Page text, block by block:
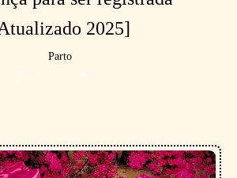
2025]
Parto